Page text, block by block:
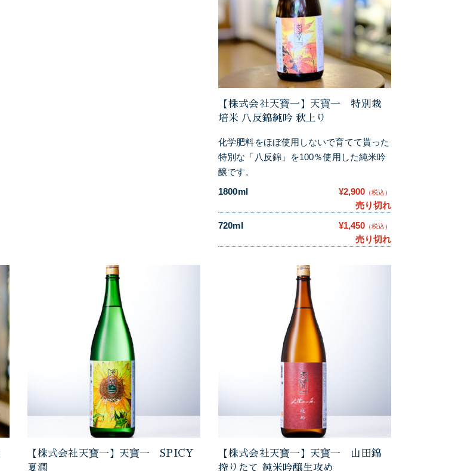
【株式会社天寶一】天寶一 特別栽
培米 八反錦純吟 秋上り
化学肥料をほぼ使用しないで育てて貰った
特別な「八反錦」を100％使用した純米吟
醸です。
1800ml
¥2,900 （税込）
売り切れ
720ml
¥1,450 （税込）
売り切れ
【株式会社天寶一】天寶一 SPICY
夏潤
【株式会社天寶一】天寶一 山田錦
搾りたて 純米吟醸生攻め